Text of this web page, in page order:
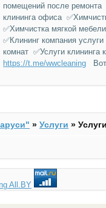
помещений после ремонта
клининга офиса
✅Химчистка мягкой
✅Клининг компания
комнат ✅Услуги
https://t.me/wwcleaning
»Услуги »